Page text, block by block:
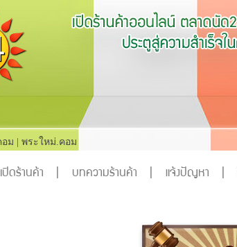
ม พระใหม่.คอม
ปิดร้านค้า บทความร้านค้า แจ้งปัญหา